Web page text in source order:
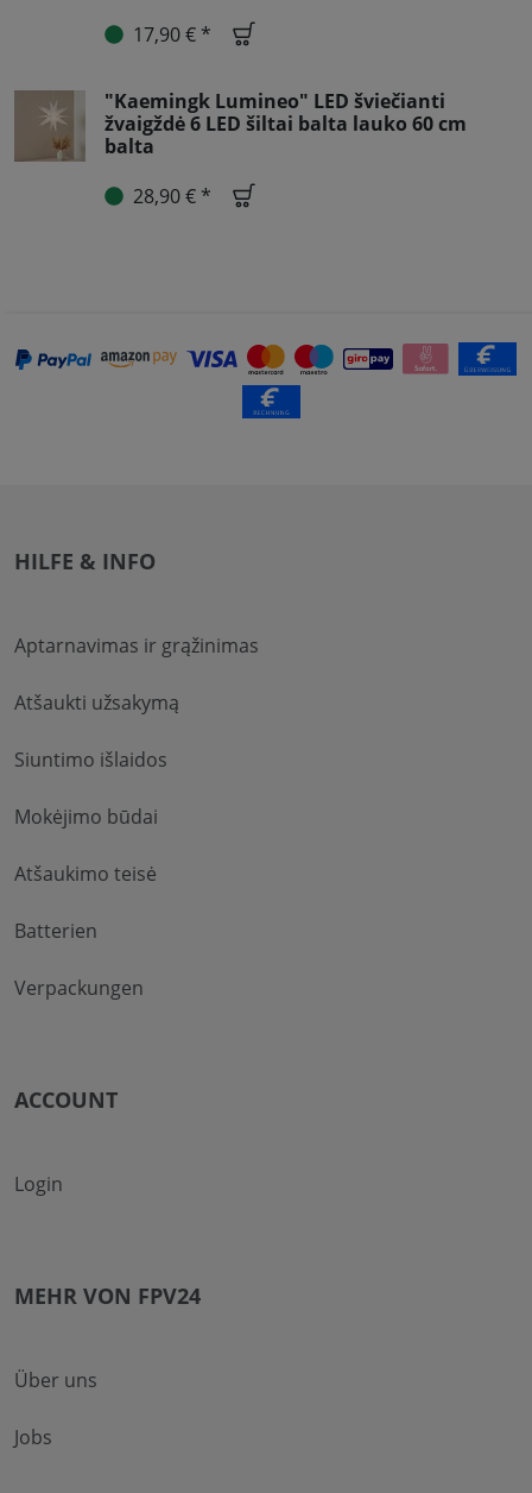
17,90 € *
"Kaemingk Lumineo" LED šviečianti
žvaigždė 6 LED šiltai balta lauko 60 cm
balta
28,90 € *
HILFE & INFO
Aptarnavimas ir grąžinimas
Atšaukti užsakymą
Siuntimo išlaidos
Mokėjimo būdai
Atšaukimo teisė
Batterien
Verpackungen
ACCOUNT
Login
MEHR VON FPV24
Über uns
Jobs